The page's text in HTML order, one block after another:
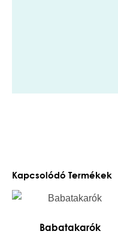
Kapcsolódó Termékek
Babatakarók